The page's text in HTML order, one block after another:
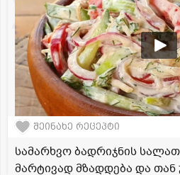
შეინახე რეცეპტი
სამარხვო ბადრიჯნის
მარტივად მზადდება და თან